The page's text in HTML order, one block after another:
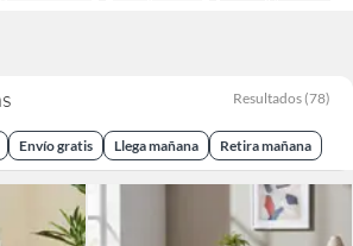
Resultados (78)
Envío gratis Llega mañana Retira mañana